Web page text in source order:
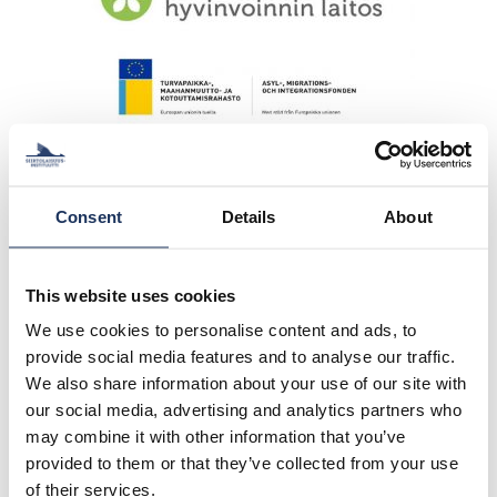
Consent Details About
This website uses cookies
We use cookies to personalise content and ads, to
provide social media features and to analyse our traffic.
We also share information about your use of our site with
our social media, advertising and analytics partners who
may combine it with other information that you’ve
provided to them or that they’ve collected from your use
of their services.
Lisätietoa:
Magnus Enlund